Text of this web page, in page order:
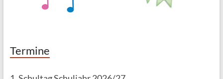
Termine